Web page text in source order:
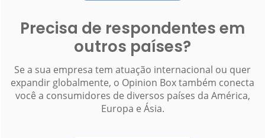
Precisa de respondentes em
outros países?
Se a sua empresa tem atuação internacional ou quer
expandir globalmente, o Opinion Box também conecta
você a consumidores de diversos países da América,
Europa e Ásia.